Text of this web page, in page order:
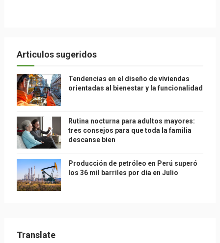
Articulos sugeridos
Tendencias en el diseño de viviendas
orientadas al bienestar y la funcionalidad
Rutina nocturna para adultos mayores:
tres consejos para que toda la familia
descanse bien
Producción de petróleo en Perú superó
los 36 mil barriles por día en Julio
Translate